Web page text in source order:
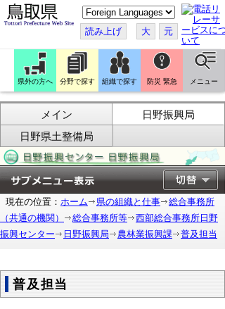
こ
の
ペ
ー
ジ
翻
訳
す
る
読み上げ 大 元
県外の方へ 分野で探す 組織で探す 防災 緊急 メニュー
メイン
日野振興局
日野県土整備局
現在の位置： ホーム 県の組織と仕事
総合事務所
（共通の機関）
総合事務所等
西部総合事務所日野
振興センター
日野振興局 農林業振興課 普及担当
普及担当